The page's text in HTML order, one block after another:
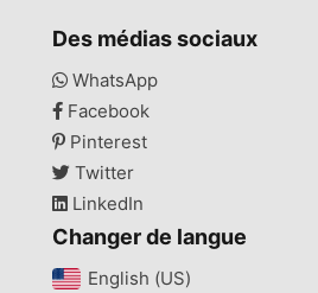
Des médias sociaux
WhatsApp
Facebook
Pinterest
Twitter
LinkedIn
Changer de langue
English (US)‎